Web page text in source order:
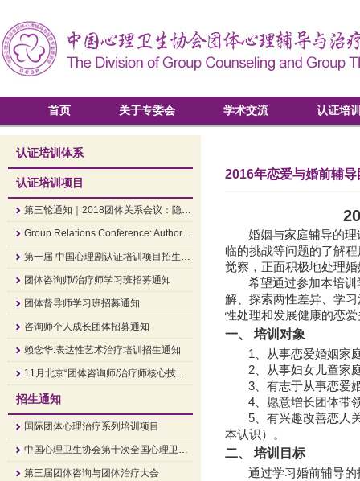
首页 关于专委会 学术交流 认证培
认证培训体系
认证培训项目
第三轮通知｜2018团体关系会议：隐·显——组织中的领导和权威
Group Relations Conference: Authority and Leadership In Groups and Organizations
第一届 中国心理剧认证培训项目招生简章
团体咨询师/治疗师学习班招募通知
团体督导师学习班招募通知
咨询师个人成长团体招募通知
赖念华.表达性艺术治疗培训招生通知
11月北京“团体咨询师/治疗师核心技能”培训招生简章
招生通知
国际团体心理治疗系列培训项目
中国心理卫生协会第十次全国心理卫生学术大会 大会通知
第三届团体咨询与团体治疗大会
2016年恋爱与婚前辅
婚姻与家庭辅导的理
临的挑战等问题的了解程
觉察，正面积极地处理
希望通过参加本培训
解
探索两性差异
学习
性处理和发展健康的恋
一、 培训 对象
1、从事恋爱婚姻家
2 、从事妇女儿童家
3、有志于从事恋爱
4、 愿意增长团体带
5、有兴趣改善恋人
本认识）。
二、 培训目标
通过学习婚前辅导